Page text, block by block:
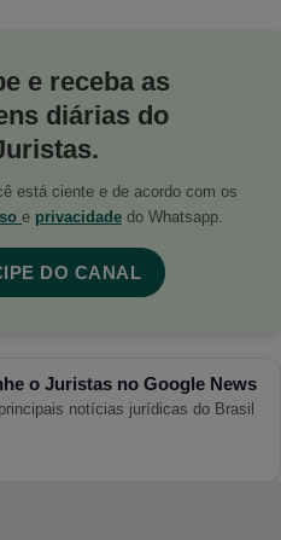
e receba as
diárias do
está ciente e de acordo com os
e privacidade do Whatsapp.
DO CANAL
o Juristas no Google News
notícias jurídicas do Brasil